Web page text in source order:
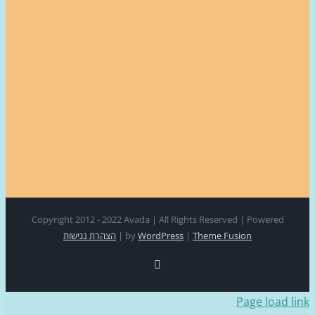
Copyright 2012 - 2022 Avada | All Rights Reserved |
byWordPress|Theme Fusion
|הצהרת נגישות
Facebook
Page